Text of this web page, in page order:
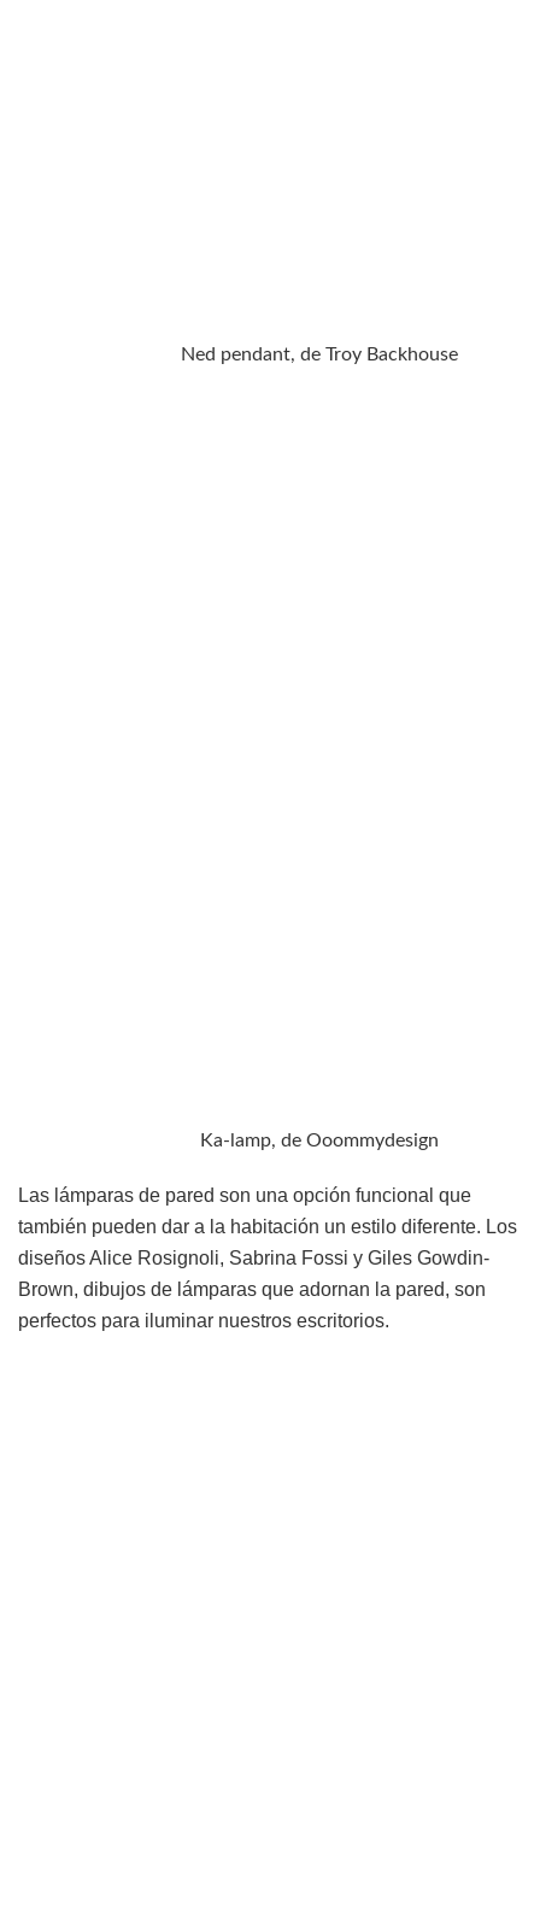
Ned pendant, de Troy Backhouse
Ka-lamp, de Ooommydesign
Las lámparas de pared son una opción funcional que
también pueden dar a la habitación un estilo diferente. Los
diseños Alice Rosignoli, Sabrina Fossi y Giles Gowdin-
Brown, dibujos de lámparas que adornan la pared, son
perfectos para iluminar nuestros escritorios.